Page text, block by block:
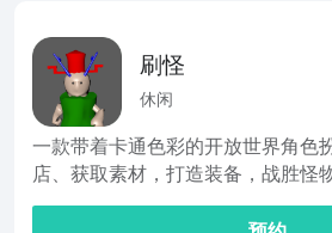
刷怪
休闲
一款带着卡通色彩的开放世界角色
店、获取素材，打造装备，战胜怪